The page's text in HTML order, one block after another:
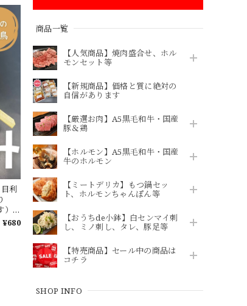
商品一覧
【人気商品】焼肉盛合せ、ホル
モンセット等
【新規商品】価格と質に絶対の
自信があります
【厳選お肉】A5黒毛和牛・国産
豚＆鶏
【ホルモン】A5黒毛和牛・国産
牛のホルモン
【ミートデリカ】もつ鍋セッ
ト、ホルモンちゃんぽん等
【おうちde小鉢】白センマイ刺
し、ミノ刺し、タレ、豚足等
【特売商品】セール中の商品は
コチラ
SHOP INFO
利
）
¥680